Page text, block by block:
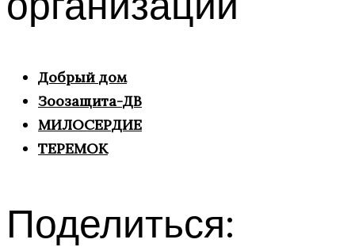
Добрый дом
Зоозащита-ДВ
МИЛОСЕРДИЕ
ТЕРЕМОК
Поделиться: